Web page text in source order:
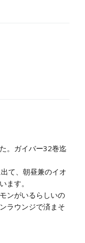
。ガイバー32巻迄
て、朝昼兼のイオ
ます。
ンがいるらしいの
ラウンジで済まそ